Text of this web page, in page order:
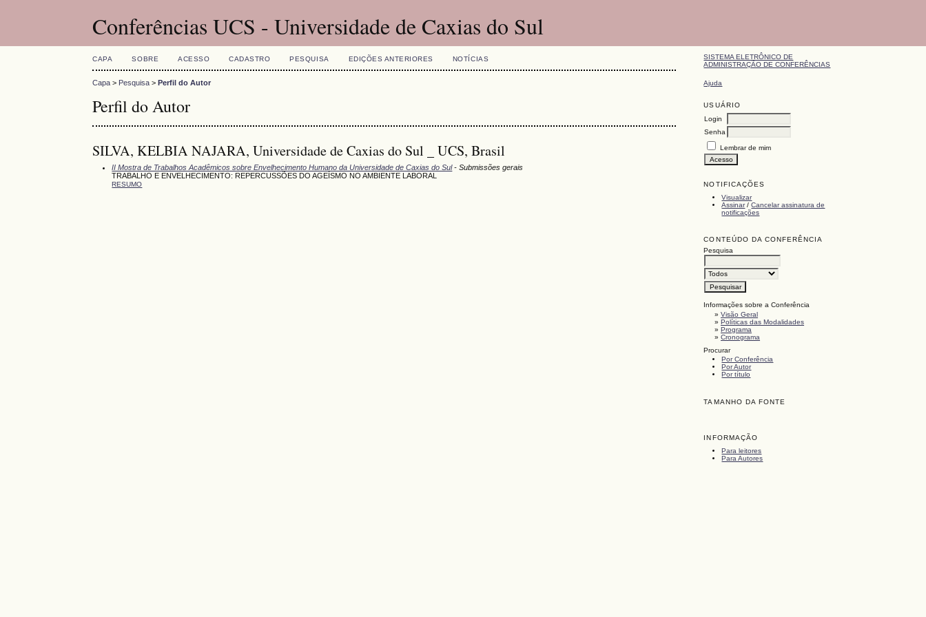
Conferências UCS - Universidade de Caxias do Sul
SISTEMA ELETRÔNICO DE
ADMINISTRAÇÃO DE CONFERÊNCIAS
Ajuda
USUÁRIO
Login
Senha
Lembrar de mim
NOTIFICAÇÕES
Visualizar
Assinar/Cancelar assinatura de
notificações
CONTEÚDO DA CONFERÊNCIA
Pesquisa
Informações sobre a Conferência
»Visão Geral
»Políticas das Modalidades
»Programa
»Cronograma
Procurar
Por Conferência
Por Autor
Por título
TAMANHO DA FONTE
INFORMAÇÃO
Para leitores
Para Autores
CAPA SOBRE ACESSO CADASTRO PESQUISA EDIÇÕES ANTERIORES NOTÍCIAS
Capa > Pesquisa >Perfil do Autor
Perfil do Autor
SILVA, KELBIA NAJARA, Universidade de Caxias do Sul _ UCS, Brasil
II Mostra de Trabalhos Acadêmicos sobre Envelhecimento Humano da Universidade de Caxias do Sul- Submissões gerais
TRABALHO E ENVELHECIMENTO: REPERCUSSÕES DO AGEÍSMO NO AMBIENTE LABORAL
RESUMO